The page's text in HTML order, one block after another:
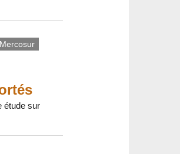
étude sur